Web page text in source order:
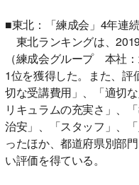
■東北：「練成会」4年連
東北ランキングは、
（練成会グループ 本社
1位を獲得した。また、
切な受講費用」、「適切
リキュラムの充実さ」、
治安」、「スタッフ」、
ったほか、都道府県別部
い評価を得ている。